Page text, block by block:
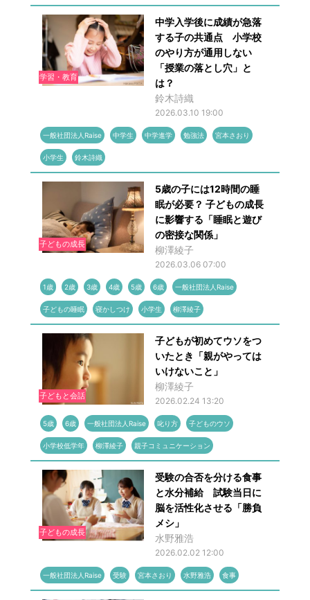
学習・教育
中学入学後に成績が急落
する子の共通点 小学校
のやり方が通用しない
「授業の落とし穴」と
は？
鈴木詩織
2026.03.10 19:00
一般社団法人Raise 中学生 中学進学 勉強法 宮本さおり
小学生 鈴木詩織
子どもの成長
5歳の子には12時間の睡
眠が必要？ 子どもの成長
に影響する「睡眠と遊び
の密接な関係」
柳澤綾子
2026.03.06 07:00
1歳 2歳 3歳 4歳 5歳 6歳 一般社団法人Raise
子どもの睡眠 寝かしつけ 小学生 柳澤綾子
子どもと会話
子どもが初めてウソをつ
いたとき「親がやっては
いけないこと」
柳澤綾子
2026.02.24 13:20
5歳 6歳 一般社団法人Raise 叱り方 子どものウソ
小学校低学年 柳澤綾子 親子コミュニケーション
子どもの成長
受験の合否を分ける食事
と水分補給 試験当日に
脳を活性化させる「勝負
メシ」
水野雅浩
2026.02.02 12:00
一般社団法人Raise 受験 宮本さおり 水野雅浩 食事